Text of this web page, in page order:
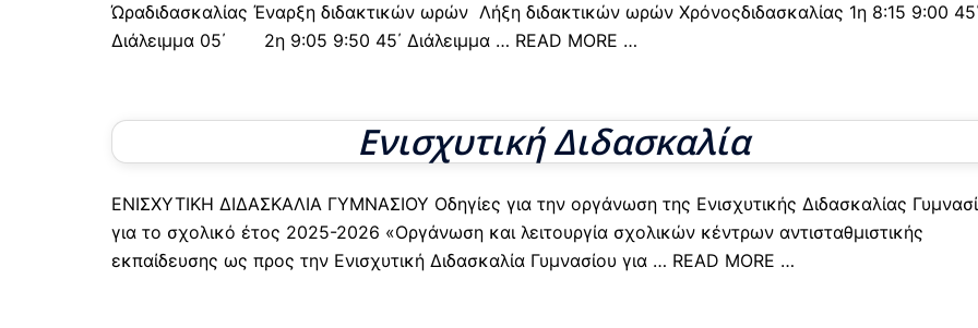
Ώραδιδασκαλίας Έναρξη διδακτικών ωρών Λήξη διδακτικών ωρών Χρόνοςδιδασκαλίας 1η 8:15 9:00
Διάλειμμα 05΄ 2η 9:05 9:50 45΄ Διάλειμμα … READ MORE …
Ενισχυτική Διδασκαλία
ΕΝΙΣΧΥΤΙΚΗ ΔΙΔΑΣΚΑΛΙΑ ΓΥΜΝΑΣΙΟΥ Οδηγίες για την οργάνωση της Ενισχυτικής Διδασκαλίας
για το σχολικό έτος 2025-2026 «Οργάνωση και λειτουργία σχολικών κέντρων αντισταθμιστικής
εκπαίδευσης ως προς την Ενισχυτική Διδασκαλία Γυμνασίου για … READ MORE …